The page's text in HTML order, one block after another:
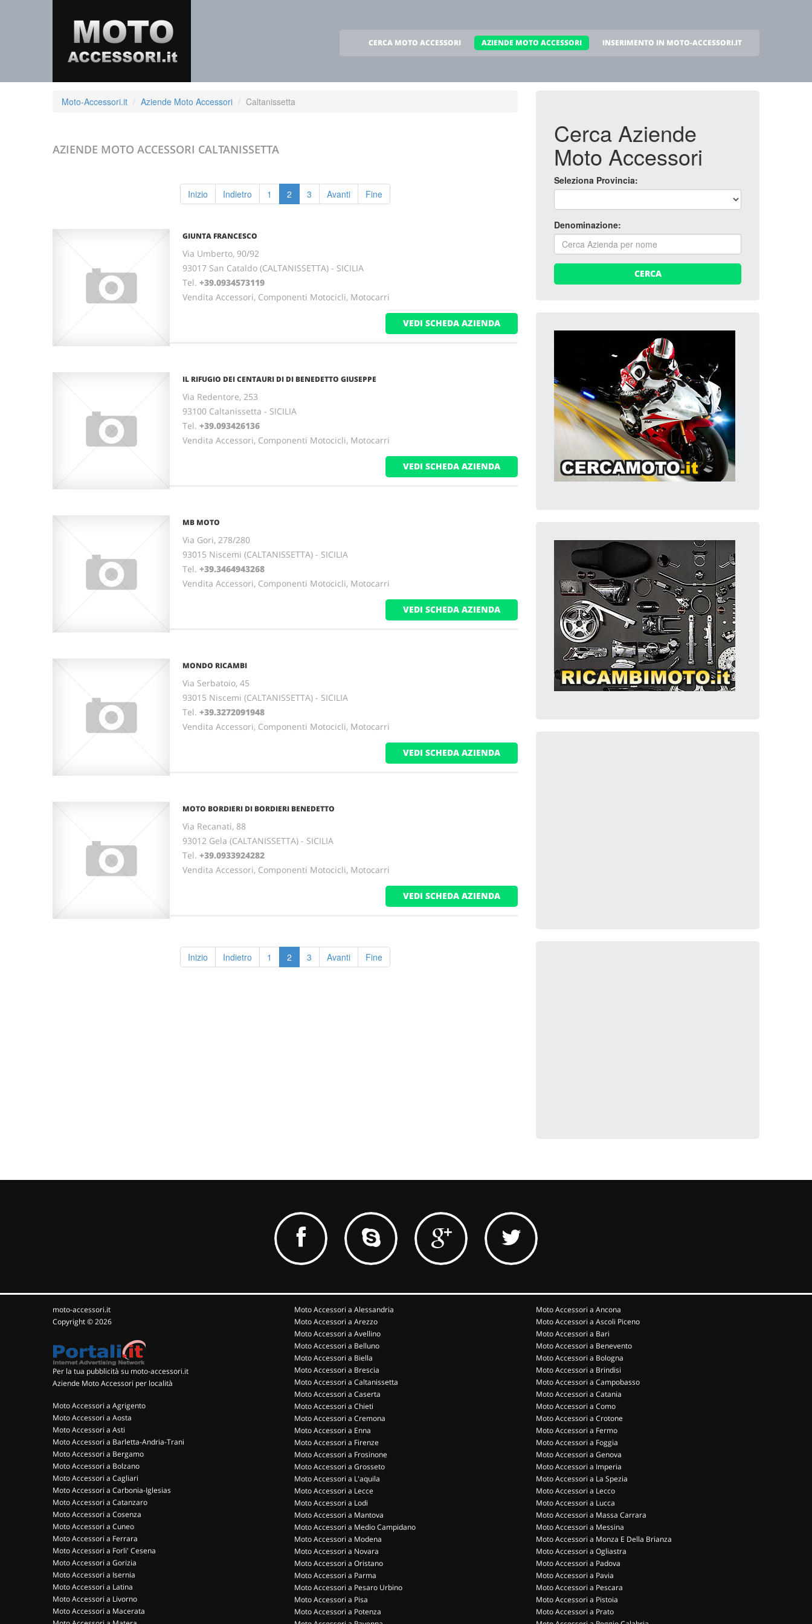
CERCA MOTO ACCESSORI AZIENDE MOTO ACCESSORI INSERIMENTO IN MOTO-ACCESSORI.IT
Moto-Accessori.it Aziende Moto Accessori Caltanissetta
AZIENDE MOTO ACCESSORI CALTANISSETTA
Inizio Indietro 1 2 3 Avanti Fine
GIUNTA FRANCESCO
Via Umberto, 90/92
93017 San Cataldo (CALTANISSETTA) - SICILIA
Tel. +39.0934573119
Vendita Accessori, Componenti Motocicli, Motocarri
VEDI SCHEDA AZIENDA
IL RIFUGIO DEI CENTAURI DI DI BENEDETTO GIUSEPPE
Via Redentore, 253
93100 Caltanissetta - SICILIA
Tel. +39.093426136
Vendita Accessori, Componenti Motocicli, Motocarri
VEDI SCHEDA AZIENDA
MB MOTO
Via Gori, 278/280
93015 Niscemi (CALTANISSETTA) - SICILIA
Tel. +39.3464943268
Vendita Accessori, Componenti Motocicli, Motocarri
VEDI SCHEDA AZIENDA
MONDO RICAMBI
Via Serbatoio, 45
93015 Niscemi (CALTANISSETTA) - SICILIA
Tel. +39.3272091948
Vendita Accessori, Componenti Motocicli, Motocarri
VEDI SCHEDA AZIENDA
MOTO BORDIERI DI BORDIERI BENEDETTO
Via Recanati, 88
93012 Gela (CALTANISSETTA) - SICILIA
Tel. +39.0933924282
Vendita Accessori, Componenti Motocicli, Motocarri
VEDI SCHEDA AZIENDA
Inizio Indietro 1 2 3 Avanti Fine
Cerca Aziende
Moto Accessori
Seleziona Provincia:
Denominazione:
CERCA
moto-accessori.it
Copyright © 2026
Per la tua pubblicità su moto-accessori.it
Aziende Moto Accessori per località
Moto Accessori a Agrigento
Moto Accessori a Aosta
Moto Accessori a Asti
Moto Accessori a Barletta-Andria-Trani
Moto Accessori a Bergamo
Moto Accessori a Bolzano
Moto Accessori a Cagliari
Moto Accessori a Carbonia-Iglesias
Moto Accessori a Catanzaro
Moto Accessori a Cosenza
Moto Accessori a Cuneo
Moto Accessori a Ferrara
Moto Accessori a Forli' Cesena
Moto Accessori a Gorizia
Moto Accessori a Isernia
Moto Accessori a Latina
Moto Accessori a Livorno
Moto Accessori a Macerata
Moto Accessori a Alessandria
Moto Accessori a Arezzo
Moto Accessori a Avellino
Moto Accessori a Belluno
Moto Accessori a Biella
Moto Accessori a Brescia
Moto Accessori a Caltanissetta
Moto Accessori a Caserta
Moto Accessori a Chieti
Moto Accessori a Cremona
Moto Accessori a Enna
Moto Accessori a Firenze
Moto Accessori a Frosinone
Moto Accessori a Grosseto
Moto Accessori a L'aquila
Moto Accessori a Lecce
Moto Accessori a Lodi
Moto Accessori a Mantova
Moto Accessori a Medio Campidano
Moto Accessori a Modena
Moto Accessori a Novara
Moto Accessori a Oristano
Moto Accessori a Parma
Moto Accessori a Pesaro Urbino
Moto Accessori a Pisa
Moto Accessori a Potenza
Moto Accessori a Ancona
Moto Accessori a Ascoli Piceno
Moto Accessori a Bari
Moto Accessori a Benevento
Moto Accessori a Bologna
Moto Accessori a Brindisi
Moto Accessori a Campobasso
Moto Accessori a Catania
Moto Accessori a Como
Moto Accessori a Crotone
Moto Accessori a Fermo
Moto Accessori a Foggia
Moto Accessori a Genova
Moto Accessori a Imperia
Moto Accessori a La Spezia
Moto Accessori a Lecco
Moto Accessori a Lucca
Moto Accessori a Massa Carrara
Moto Accessori a Messina
Moto Accessori a Monza E Della Brianza
Moto Accessori a Ogliastra
Moto Accessori a Padova
Moto Accessori a Pavia
Moto Accessori a Pescara
Moto Accessori a Pistoia
Moto Accessori a Prato